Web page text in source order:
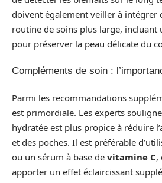
doivent également veiller à intégrer
routine de soins plus large, incluant
pour préserver la peau délicate du
Compléments de soin :
Parmi les recommandations
est primordiale. Les experts
hydratée est plus propice à réduire
et des poches. Il est préférable
ou un sérum à base de vitamine C,
apporter un effet éclaircissant